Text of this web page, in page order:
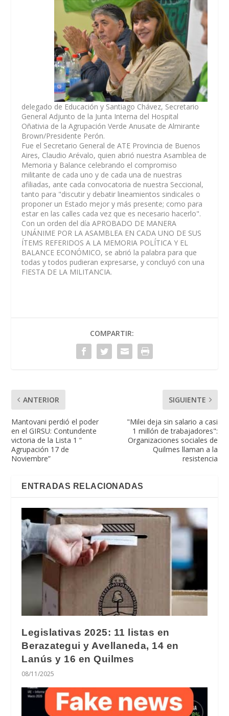
delegado de Educación y Santiago Chávez, Secretario
General Adjunto de la Junta Interna del Hospital
Oñativia de la Agrupación Verde Anusate de Almirante
Brown/Presidente Perón.
Fue el Secretario General de ATE Provincia de Buenos
Aires, Claudio Arévalo, quien abrió nuestra Asamblea de
Memoria y Balance celebrando el compromiso
militante de cada uno y de cada una de nuestras
afiliadas, ante cada convocatoria de nuestra Seccional,
tanto para "discutir y debatir lineamientos sindicales o
proponer un Estado mejor y más presente; como para
estar en las calles cada vez que es necesario hacerlo".
Con un orden del día APROBADO DE MANERA
UNÁNIME POR LA ASAMBLEA EN CADA UNO DE SUS
ÍTEMS REFERIDOS A LA MEMORIA POLÍTICA Y EL
BALANCE ECONÓMICO, se abrió la palabra para que
todas y todos pudieran expresarse, y concluyó con una
FIESTA DE LA MILITANCIA.
COMPARTIR:
ANTERIOR
Mantovani perdió el poder
en el GIRSU: Contundente
victoria de la Lista 1 “
Agrupación 17 de
Noviembre”
SIGUIENTE
"Milei deja sin salario a casi
1 millón de trabajadores":
Organizaciones sociales de
Quilmes llaman a la
resistencia
ENTRADAS RELACIONADAS
Legislativas 2025: 11 listas en
Berazategui y Avellaneda, 14 en
Lanús y 16 en Quilmes
08/11/2025